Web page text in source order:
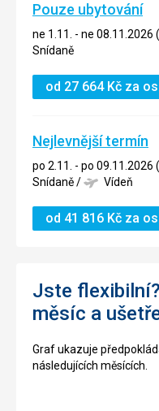
Pouze ubytování
ne 1.11. - ne 08.11.2026
Snídaně
od 27 664Kč za
Nejlevnější termín
po 2.11. - po 09.11.2026
Snídaně/ Vídeň
od 41 816 Kč za
Jste
měsíc a
Graf ukazuje
následujících měsících.